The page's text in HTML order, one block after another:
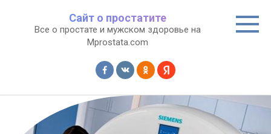
контенту
Сайт о простатите
Все о простате и мужском здоровье на
Mprostata.com